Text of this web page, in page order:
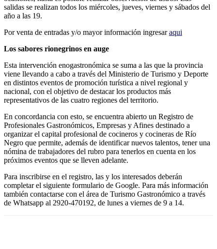
salidas se realizan todos los miércoles, jueves, viernes y sábados del
año a las 19.
Por venta de entradas y/o mayor información ingresaraqui
Los sabores rionegrinos en auge
Esta intervención enogastronómica se suma a las que la provincia
viene llevando a cabo a través del Ministerio de Turismo y Deporte
en distintos eventos de promoción turística a nivel regional y
nacional, con el objetivo de destacar los productos más
representativos de las cuatro regiones del territorio.
En concordancia con esto, se encuentra abierto un Registro de
Profesionales Gastronómicos, Empresas y Afines destinado a
organizar el capital profesional de cocineros y cocineras de Río
Negro que permite, además de identificar nuevos talentos, tener una
nómina de trabajadores del rubro para tenerlos en cuenta en los
próximos eventos que se lleven adelante.
Para inscribirse en el registro, las y los interesados deberán
completar el siguiente formulario de Google. Para más información
también contactarse con el área de Turismo Gastronómico a través
de Whatsapp al 2920-470192, de lunes a viernes de 9 a 14.